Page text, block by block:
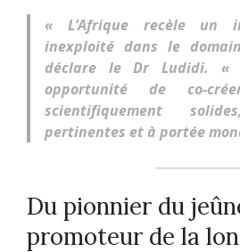
« L’Afrique recèle un
inexploité dans le
déclare le Dr Ludidi. «
opportunité de co-
scientifiquement
pertinentes et à portée
Du pionnier du
promoteur de la